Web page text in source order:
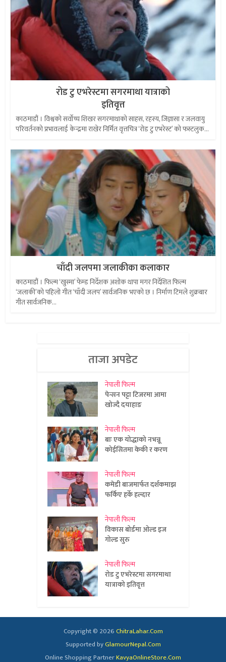
रोड टु एभरेस्टमा सगरमाथा यात्राको
इतिवृत्त
काठमाडौं । विश्वको सर्वोच्च शिखर सगरमाथाको साहस, रहस्य, जिज्ञासा र जलवायु
परिवर्तनको प्रभावलाई केन्द्रमा राखेर निर्मित वृत्तचित्र ‘रोड टु एभरेस्ट’ को फस्टलुक...
चाँदी जलपमा जलाकीका कलाकार
काठमाडौं । फिल्म ‘खुस्मा’ फेम्ड निर्देशक अशोक थापा मगर निर्देशित फिल्म
‘जलाकी’को पहिलो गीत ‘चाँदी जलप’ सार्वजनिक भएको छ । निर्माण टिमले शुक्रबार
गीत सार्वजनिक...
ताजा अपडेट
नेपाली फिल्म
पेन्सन पट्टा टिजरमा आमा
खोज्दै दयाहाङ
नेपाली फिल्म
बाः एक योद्धाको नभन्नू
कोईसितमा केकी र करण
नेपाली फिल्म
कमेडी बाजमार्फत दर्शकमाझ
फर्किए हर्के हल्दार
नेपाली फिल्म
विकास बोर्डमा ओल्ड इज
गोल्ड सुरु
नेपाली फिल्म
रोड टु एभरेस्टमा सगरमाथा
यात्राको इतिवृत्त
Copyright © 2026ChitraLahar.Com
Supported byGlamourNepal.Com
Online Shopping PartnerKavyaOnlineStore.Com